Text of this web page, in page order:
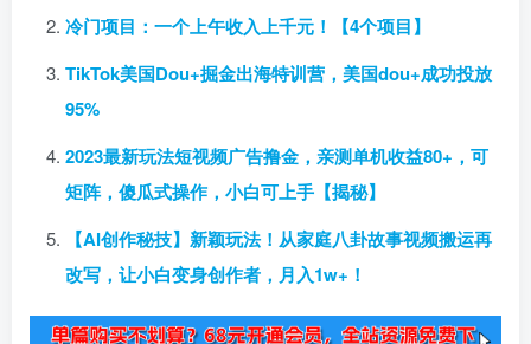
冷门项目：一个上午收入上千元！【4个项目】
TikTok美国Dou+掘金出海特训营，美国dou+成功投放
95%
2023最新玩法短视频广告撸金，亲测单机收益80+，可
矩阵，傻瓜式操作，小白可上手【揭秘】
【AI创作秘技】新颖玩法！从家庭八卦故事视频搬运再
改写，让小白变身创作者，月入1w+！